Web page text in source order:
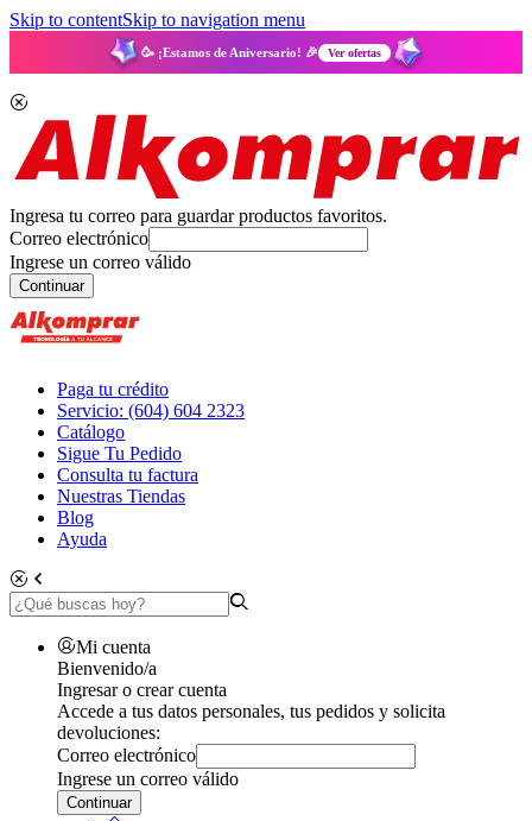
Skip to contentSkip to navigation menu
🥳 ¡Estamos de Aniversario! 🎉 Ver ofertas
Ingresa tu correo para guardar productos favoritos.
Correo electrónico
Ingrese un correo válido
Continuar
Paga tu crédito
Servicio: (604) 604 2323
Catálogo
Sigue Tu Pedido
Consulta tu factura
Nuestras Tiendas
Blog
Ayuda
Mi cuenta
Bienvenido/a
Ingresar o crear cuenta
Accede a tus datos personales, tus pedidos y solicita
devoluciones:
Correo electrónico
Ingrese un correo válido
Continuar